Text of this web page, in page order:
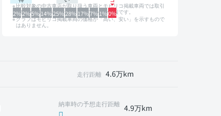
2%2%5%14%25%28%17%7%1%0%
比較対象の中古車店が取り扱う車両とモビリコ掲載車両では取引
形態や条件が異なるため、グラフは参考情報です。
グラフはモビリコ掲載車両の価格が「高い、安い」を示すもので
はありません。
走行距離 4.6万km
納車時の予想走行距離 4.9万km